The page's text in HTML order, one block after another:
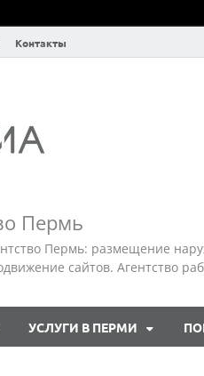
Контакты
Пермь
Пермь: размещение
сайтов. Агентство
УСЛУГИ В ПЕРМИ